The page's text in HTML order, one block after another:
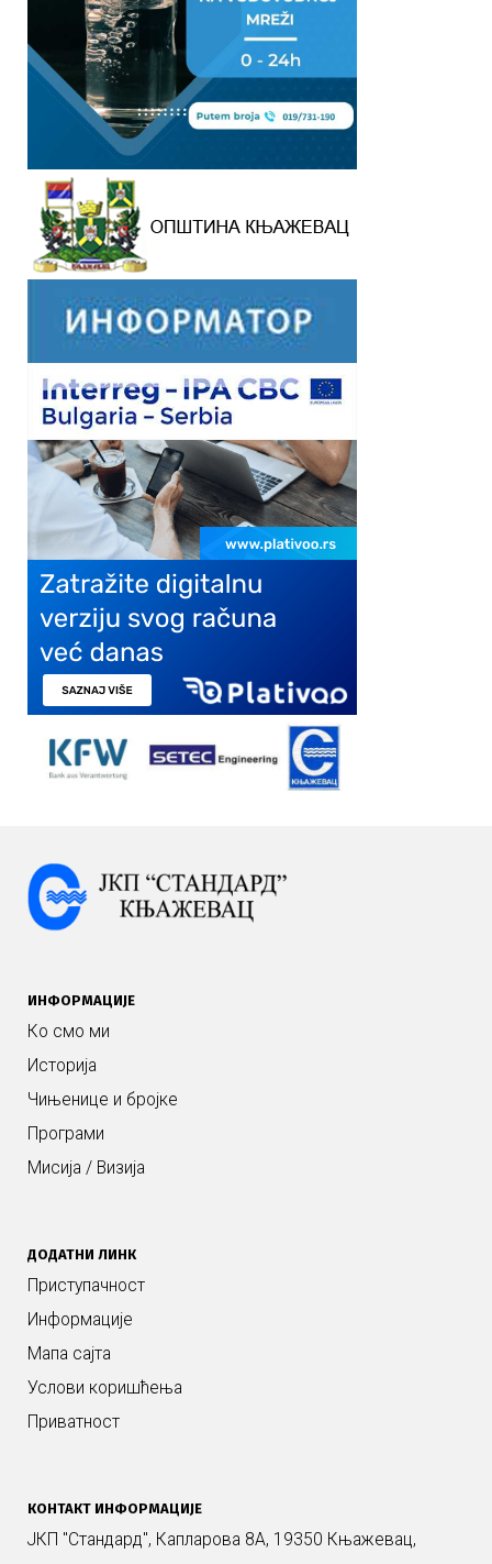
ИНФОРМАЦИЈЕ
Ко смо ми
Историја
Чињенице и бројке
Програми
Мисија / Визија
ДОДАТНИ ЛИНК
Приступачност
Информације
Мапа сајта
Услови коришћења
Приватност
КОНТАКТ ИНФОРМАЦИЈЕ
ЈКП "Стандард", Капларова 8А, 19350 Књажевац,